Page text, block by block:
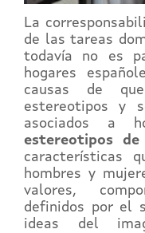
La
de las tareas
todavía no es
hogares
causas de
estereotipos y
asociados a
estereotipos de
características
hombres y
valores,
definidos por el
ideas del